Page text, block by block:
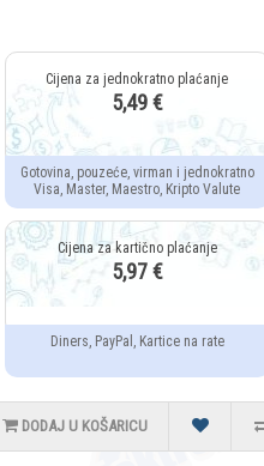
5,49 €
Gotovina, pouzeće, virman i jednokratno
Visa, Master, Maestro, Kripto Valute
5,97 €
Diners, PayPal, Kartice na rate
DODAJ U KOŠARICU